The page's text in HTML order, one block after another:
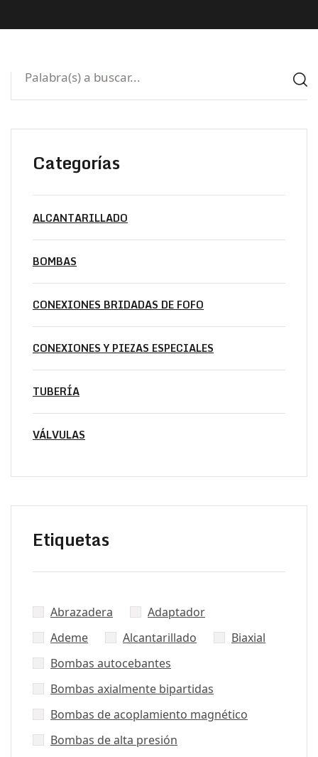
Categorías
ALCANTARILLADO
BOMBAS
CONEXIONES BRIDADAS DE FOFO
CONEXIONES Y PIEZAS ESPECIALES
TUBERÍA
VÁLVULAS
Etiquetas
Abrazadera
Adaptador
Ademe
Alcantarillado
Biaxial
Bombas autocebantes
Bombas axialmente bipartidas
Bombas de acoplamiento magnético
Bombas de alta presión